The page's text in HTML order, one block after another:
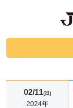
02/11(日)
2024年